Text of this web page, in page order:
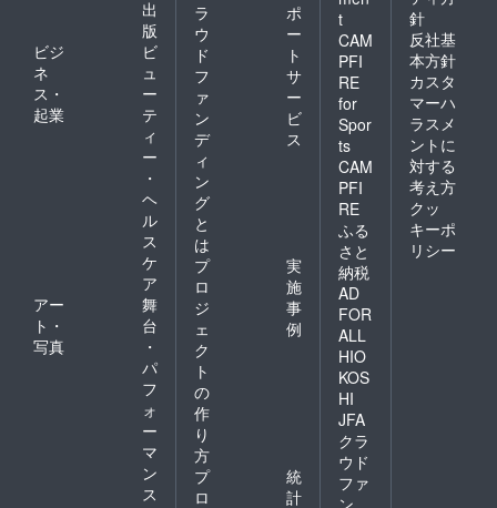
出
版
ビジ
ネ
ス・
起業
ビ
ュ
ー
テ
ィ
ー
・
ヘ
ル
ス
ケ
ア
アー
ト・
写真
舞
台
・
パ
フ
ォ
ー
マ
ン
ス
ラ
ウ
ド
フ
ァ
ン
デ
ィ
ン
グ
と
は
ポ
ー
ト
サ
ー
ビ
ス
プ
ロ
ジ
ェ
ク
ト
の
作
り
方
実
施
事
例
プ
ロ
統
計
t
CAM
PFI
RE
for
Spor
ts
CAM
PFI
RE
ふる
さと
納税
AD
FOR
ALL
HIO
KOS
HI
JFA
クラ
ウド
ファ
ン
針
反社基
本方針
カスタ
マーハ
ラスメ
ントに
対する
考え方
クッ
キーポ
リシー